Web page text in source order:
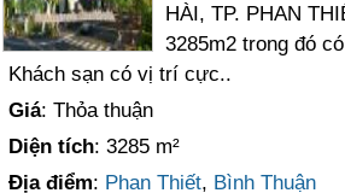
HÀI, TP. PHAN
3285m2 trong đó
Khách sạn có vị trí cực..
Giá: Thỏa thuận
Diện tích: 3285 m²
Địa điểm: Phan Thiết, Bình Thuận